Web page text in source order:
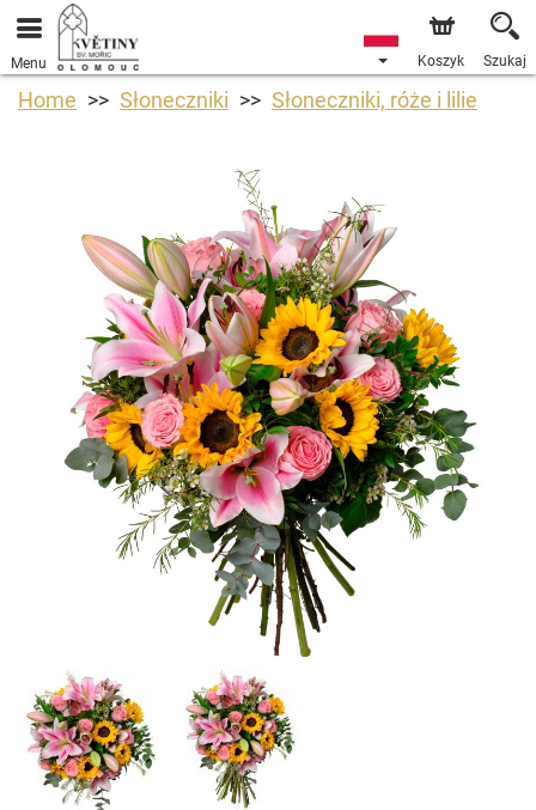
Menu Koszyk Szukaj
Home Słoneczniki Słoneczniki, róże i lilie